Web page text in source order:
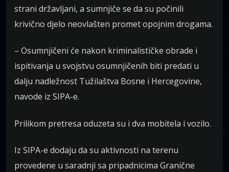
strani državljani, a sumnjiče se da su počinili
krivično djelo neovlašten promet opojnim drogama.
– Osumnjičeni će nakon kriminalističke obrade i
ispitivanja u svojstvu osumnjičenih biti predati u
dalju nadležnost Tužilaštva Bosne i Hercegovine,
navode iz SIPA-e.
Prilikom pretresa oduzeta su i dva mobitela i vozilo.
Iz SIPA-e dodaju da su aktivnosti na terenu
provedene u saradnji sa pripadnicima Granične